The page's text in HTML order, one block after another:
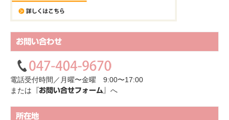
お問い合わせ
電話受付時間／月曜〜金曜 9:00〜17:00
または 『お問い合せフォーム』 へ
所在地